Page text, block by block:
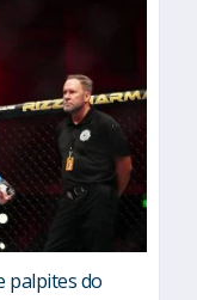
palpites do